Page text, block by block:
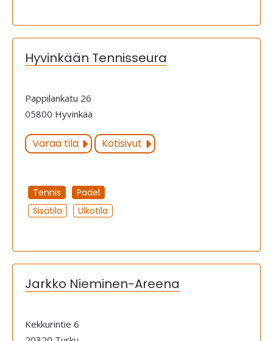
Hyvinkään Tennisseura
Pappilankatu 26
05800 Hyvinkää
Varaa tila Kotisivut
Tennis
Padel
Sisätila
Ulkotila
Jarkko Nieminen-Areena
Kekkurintie 6